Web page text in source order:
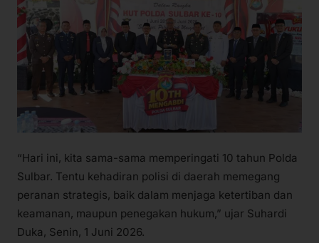
“Hari ini, kita sama-sama memperingati 10 tahun Polda
Sulbar. Tentu kehadiran polisi di daerah memegang
peranan strategis, baik dalam menjaga ketertiban dan
keamanan, maupun penegakan hukum,” ujar Suhardi
Duka, Senin, 1 Juni 2026.